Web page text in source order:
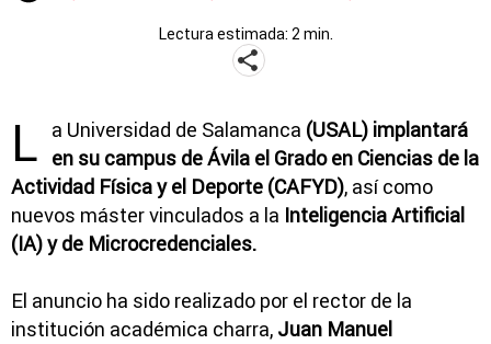
Lectura estimada: 2 min.
L a Universidad de Salamanca (USAL) implantará
en su campus de Ávila el Grado en Ciencias de la
Actividad Física y el Deporte (CAFYD), así como
nuevos máster vinculados a la Inteligencia Artificial
(IA) y de Microcredenciales.
El anuncio ha sido realizado por el rector de la
institución académica charra, Juan Manuel